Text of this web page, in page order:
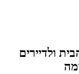
ולדיירים